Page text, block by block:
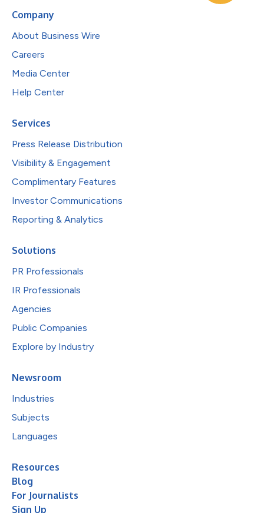
Company
About Business Wire
Careers
Media Center
Help Center
Services
Press Release Distribution
Visibility & Engagement
Complimentary Features
Investor Communications
Reporting & Analytics
Solutions
PR Professionals
IR Professionals
Agencies
Public Companies
Explore by Industry
Newsroom
Industries
Subjects
Languages
Resources
Blog
For Journalists
Sign Up